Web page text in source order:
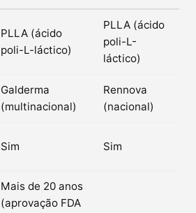
PLLA (ácido
poli-L-láctico)
PLLA (ácido
poli-L-
láctico)
Galderma
(multinacional)
Rennova
(nacional)
Sim Sim
Mais de 20 anos
(aprovação FDA